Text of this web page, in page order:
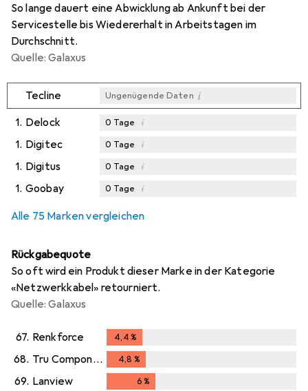
So lange dauert eine Abwicklung ab Ankunft bei der
Servicestelle bis Wiedererhalt in Arbeitstagen im
Durchschnitt.
Quelle: Galaxus
Tecline Ungenügende Daten i
1. Delock 0 Tage i
1. Digitec 0 Tage i
1. Digitus 0 Tage i
1. Goobay 0 Tage i
Alle 75 Marken vergleichen
Rückgabequote
So oft wird ein Produkt dieser Marke in der Kategorie
«Netzwerkkabel» retourniert.
Quelle: Galaxus
67. Renkforce 4,4%
68. Tru Components 4,8 %
69. Lanview 6%